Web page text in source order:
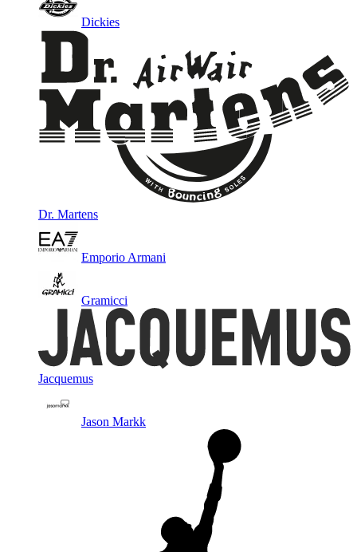
Dickies
Dr. Martens
Emporio Armani
Gramicci
Jacquemus
Jason Markk